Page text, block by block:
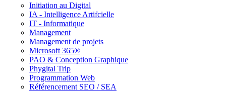
Initiation au Digital
IA - Intelligence Artifcielle
IT - Informatique
Management
Management de projets
Microsoft 365®
PAO & Conception Graphique
Phygital Trip
Programmation Web
Référencement SEO / SEA